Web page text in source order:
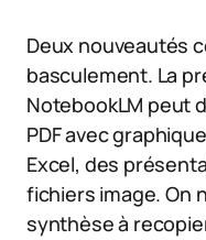
Deux nouveautés
basculement. La
NotebookLM peut
PDF avec
Excel, des
fichiers image. On
synthèse à